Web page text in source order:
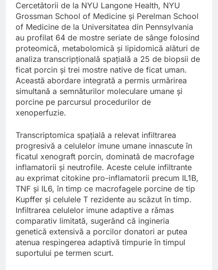
Cercetătorii de la NYU Langone Health, NYU
Grossman School of Medicine și Perelman School
of Medicine de la Universitatea din Pennsylvania
au profilat 64 de mostre seriate de sânge folosind
proteomică, metabolomică și lipidomică alături de
analiza transcripțională spațială a 25 de biopsii de
ficat porcin și trei mostre native de ficat uman.
Această abordare integrată a permis urmărirea
simultană a semnăturilor moleculare umane și
porcine pe parcursul procedurilor de
xenoperfuzie.
Transcriptomica spațială a relevat infiltrarea
progresivă a celulelor imune umane innascute în
ficatul xenograft porcin, dominată de macrofage
inflamatorii și neutrofile. Aceste celule infiltrante
au exprimat citokine pro-inflamatorii precum IL1B,
TNF și IL6, în timp ce macrofagele porcine de tip
Kupffer și celulele T rezidente au scăzut în timp.
Infiltrarea celulelor imune adaptive a rămas
comparativ limitată, sugerând că ingineria
genetică extensivă a porcilor donatori ar putea
atenua respingerea adaptivă timpurie în timpul
suportului pe termen scurt.